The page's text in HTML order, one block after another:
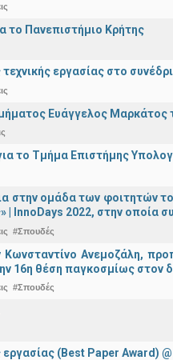
το Πανεπιστήμιο Κρήτης
εργασίας στο
Ευάγγελος Μαρκάτος
το Τμήμα Επιστήμης
στην ομάδα των φοιτητών
| InnoDays 2022, στην
#Σπουδές
Κωνσταντίνο Ανεμοζάλη,
16η θέση παγκοσμίως στον
#Σπουδές
(Best Paper Award)